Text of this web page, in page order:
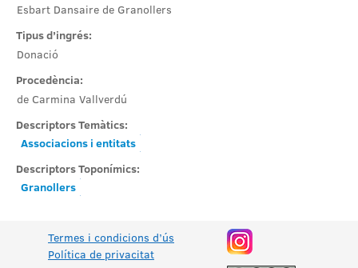
Esbart Dansaire de Granollers
Tipus d’ingrés:
Donació
Procedència:
de Carmina Vallverdú
Descriptors Temàtics:
Associacions i entitats
Descriptors Toponímics:
Granollers
Termes i condicions d’ús
Política de privacitat